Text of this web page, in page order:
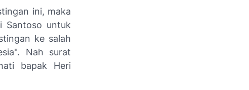
ini, maka
Santoso untuk
ke salah
Nah surat
bapak Heri